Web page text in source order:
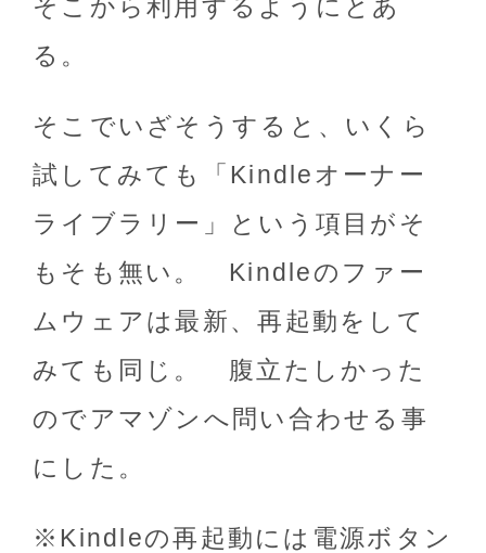
そこから利用するようにとあ
る。
そこでいざそうすると、いくら
試してみても「Kindleオーナー
ライブラリー」という項目がそ
もそも無い。 Kindleのファー
ムウェアは最新、再起動をして
みても同じ。 腹立たしかった
のでアマゾンへ問い合わせる事
にした。
※Kindleの再起動には電源ボタン